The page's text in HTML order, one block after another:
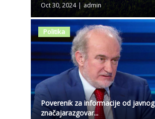
Oct 30, 2024 | admin
Politika
Poverenik za informacije od javnog
značajarazgovar...